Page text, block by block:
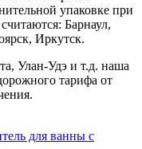
упаковке при
Барнаул,
Иркутск.
Улан-Удэ и т.д. наша
тарифа от